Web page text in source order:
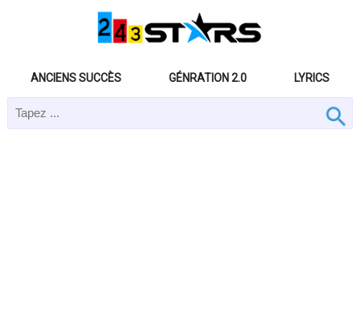
ANCIENS SUCCÈS GÉNRATION 2.0 LYRICS